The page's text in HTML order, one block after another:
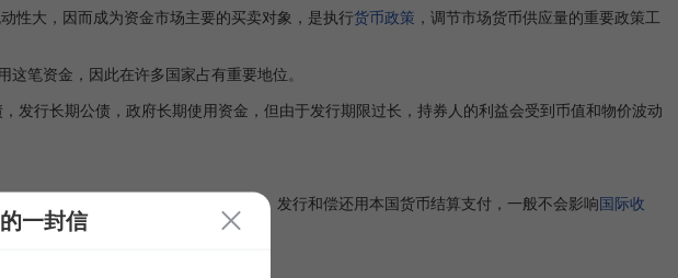
性大，因而成为资金市场主要的买卖对象，是执行货币政策 ，调节市场货币供应量的重要政策工
笔资金，因此在许多国家占有重要地位。
发行长期公债，政府长期使用资金，但由于发行期限过长，持券人的利益会受到币值和物价波动
公司、企业、社会团体或组织以及个人。发行和偿还用本国货币结算支付，一般不会影响国际收
一封信